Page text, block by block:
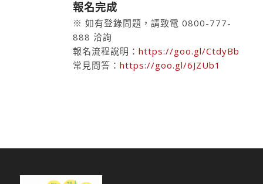
報名完成
※ 如有登錄問題，請致電 0800-777-
888 洽詢
報名流程說明： https://goo.gl/CtdyBb
常見問答： https://goo.gl/6JZUb1